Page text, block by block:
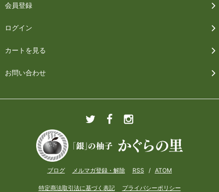
会員登録
ログイン
カートを見る
お問い合わせ
ブログ メルマガ登録・解除 RSS / ATOM
特定商法取引法に基づく表記 プライバシーポリシー